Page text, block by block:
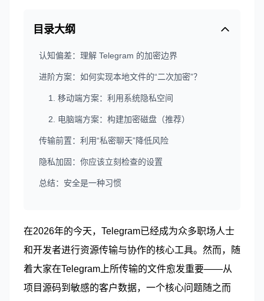
目录大纲
认知偏差：理解 Telegram 的加密边界
进阶方案：如何实现本地文件的“二次加密”？
1. 移动端方案：利用系统隐私空间
2. 电脑端方案：构建加密磁盘（推荐）
传输前置：利用“私密聊天”降低风险
隐私加固：你应该立刻检查的设置
总结：安全是一种习惯
在2026年的今天，Telegram已经成为众多职场人士
和开发者进行资源传输与协作的核心工具。然而，随
着大家在Telegram上所传输的文件愈发重要——从
项目源码到敏感的客户数据，一个核心问题随之而